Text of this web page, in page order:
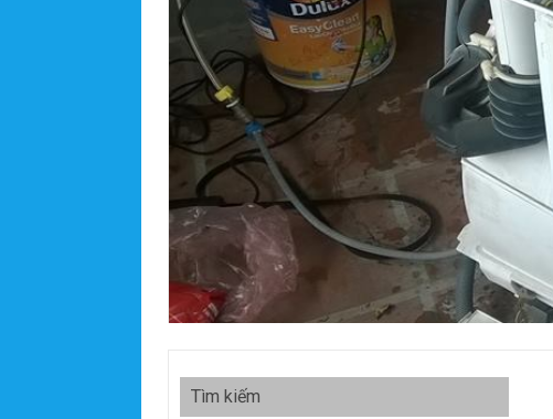
Tìm kiếm